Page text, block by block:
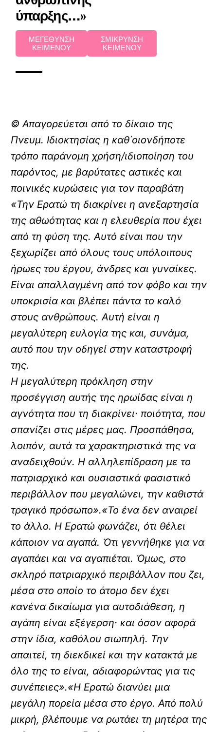
ύπαρξης…»
ΜΕΓΕΘΥΝΣΗ
ΚΕΙΜΕΝΟΥ
ΣΜΙΚΡΥΝΣΗ
ΚΕΙΜΕΝΟΥ
© Απαγορεύεται από το δίκαιο της
Πνευμ. Ιδιοκτησίας η καθ΄οιονδήποτε
τρόπο παράνομη χρήση/ιδιοποίηση του
παρόντος, με βαρύτατες αστικές και
ποινικές κυρώσεις για τον παραβάτη
«Την Ερατώ τη διακρίνει η ανεξαρτησία
της αθωότητας και η ελευθερία που έχει
από τη φύση της. Αυτό είναι που την
ξεχωρίζει από όλους τους υπόλοιπους
ήρωες του έργου, άνδρες και γυναίκες.
Είναι απαλλαγμένη από τον φόβο και την
υποκρισία και βλέπει πάντα το καλό
στους ανθρώπους. Αυτή είναι η
μεγαλύτερη ευλογία της και, συνάμα,
αυτό που την οδηγεί στην καταστροφή
της.
Η μεγαλύτερη πρόκληση στην
προσέγγιση αυτής της ηρωίδας είναι η
αγνότητα που τη διακρίνει· ποιότητα, που
σπανίζει στις μέρες μας. Προσπάθησα,
λοιπόν, αυτά τα χαρακτηριστικά της να
αναδειχθούν. Η αλληλεπίδραση με το
πατριαρχικό και ουσιαστικά φασιστικό
περιβάλλον που μεγαλώνει, την καθιστά
τραγικό πρόσωπο».«Το ένα δεν αναιρεί
το άλλο. Η Ερατώ φωνάζει, ότι θέλει
κάποιον να αγαπά. Ότι γεννήθηκε για να
αγαπάει και να αγαπιέται. Όμως, στο
σκληρό πατριαρχικό περιβάλλον που ζει,
μέσα στο οποίο το άτομο δεν έχει
κανένα δικαίωμα για αυτοδιάθεση, η
αγάπη είναι εξέγερση· και όσον αφορά
στην ίδια, καθόλου σιωπηλή. Την
απαιτεί, τη διεκδικεί και την κατακτά με
όλο της το είναι, αδιαφορώντας για τις
συνέπειες».«Η Ερατώ διανύει μια
μεγάλη πορεία μέσα στο έργο. Από πολύ
μικρή, βλέπουμε να ρωτάει τη μητέρα της